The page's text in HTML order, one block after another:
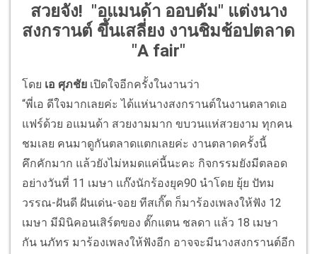
สวยจัง! "อแมนด้า ออบดัม" แต่งนาง
สงกรานต์ ขึ้นเสลี่ยง งานชิมช้อปตลาด
"A fair"
โดย เอ ศุภชัย เปิดใจอีกครั้งในงานว่า
“พี่เอ ดีใจมากเลยค่ะ ได้แห่นางสงกรานต์ในงานตลาดเอ
แฟร์ด้วย อแมนด้า สวยงามมาก ขบวนแห่สวยงาม ทุกคน
ชมเลย คนมาดูกันตลาดแตกเลยค่ะ งานตลาดครั้งนี้
คึกคักมาก แล้วยังไม่หมดแค่นี้นะคะ กิจกรรมยังมีตลอด
อย่างวันที่ 11 เมษา แก๊งนักร้องยุค90 นำโดย ยุ้ย ปัทม
วรรณ-ฝันดี ฝันเด่น-จอย ทีสเกิ๊ต ก็มาร้องเพลงให้ฟัง 12
เมษา มีมินิคอนเสิร์ตของ ตั๊กแตน ชลดา แล้ว 18 เมษา
กัน นภัทร มาร้องเพลงให้ฟังอีก อาจจะมีนางสงกรานต์อีก